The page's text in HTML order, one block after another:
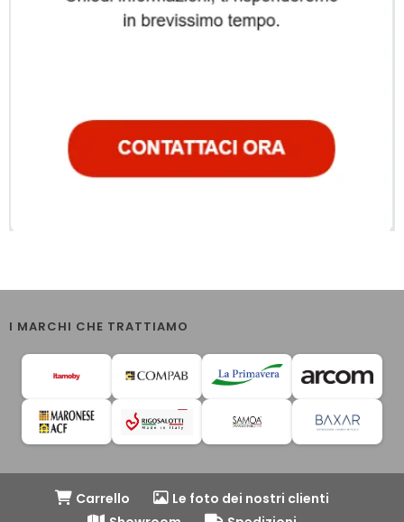
I MARCHI CHE TRATTIAMO
Carrello
Le foto dei nostri clienti